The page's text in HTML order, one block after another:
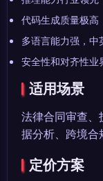
代码生成质量极高
多语言能力强，中
安全性和对齐性业
适用场景
法律合同审查
据分析、跨境合
定价方案